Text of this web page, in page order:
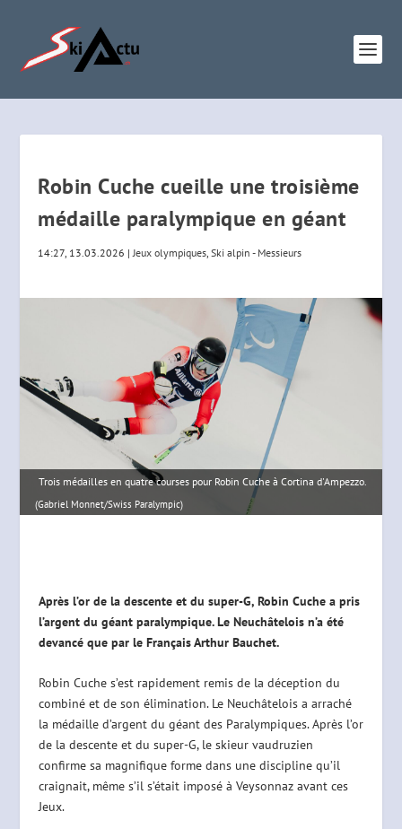
Robin Cuche cueille une troisième
médaille paralympique en géant
14:27, 13.03.2026 |Jeux olympiques,Ski alpin - Messieurs
Trois médailles en quatre courses pour Robin Cuche à Cortina d'Ampezzo.
(Gabriel Monnet/Swiss Paralympic)
Après l’or de la descente et du super-G, Robin Cuche a pris
l’argent du géant paralympique. Le Neuchâtelois n’a été
devancé que par le Français Arthur Bauchet.
Robin Cuche s’est rapidement remis de la déception du
combiné et de son élimination. Le Neuchâtelois a arraché
la médaille d’argent du géant des Paralympiques. Après l’or
de la descente et du super-G, le skieur vaudruzien
confirme sa magnifique forme dans une discipline qu’il
craignait, même s’il s’était imposé à Veysonnaz avant ces
Jeux.